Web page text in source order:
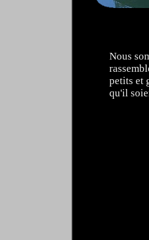
Nous
petits et
qu'il